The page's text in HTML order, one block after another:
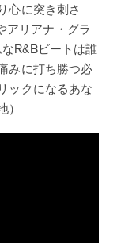
心に突き刺さ
アリアナ・グラ
R&Bビートは誰
みに打ち勝つ必
ックになるあな